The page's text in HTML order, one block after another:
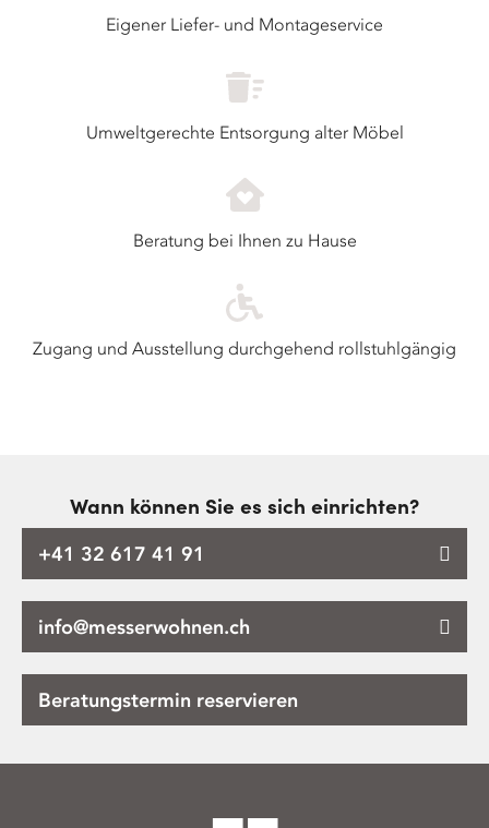
Eigener Liefer- und Montageservice
Umweltgerechte Entsorgung alter Möbel
Beratung bei Ihnen zu Hause
Zugang und Ausstellung durchgehend rollstuhlgängig
Wann können Sie es sich einrichten?
+41 32 617 41 91
info@messerwohnen.ch
Beratungstermin reservieren